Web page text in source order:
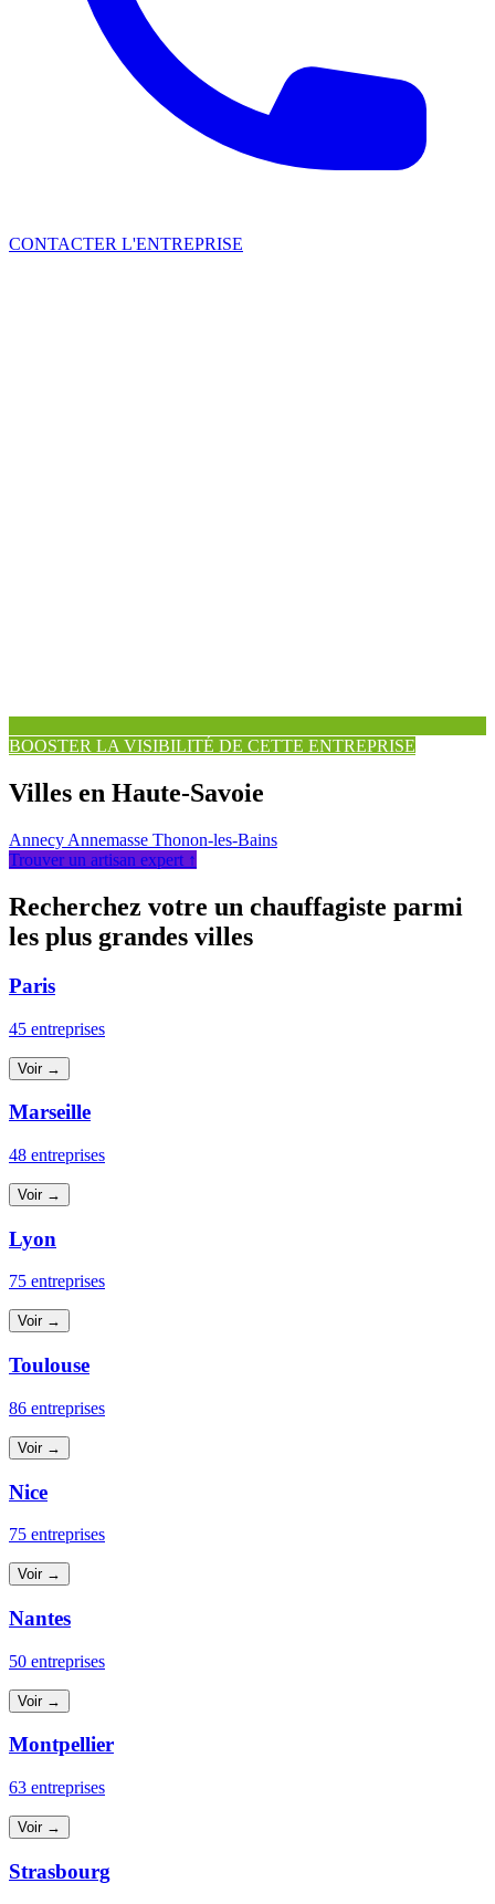
CONTACTER L'ENTREPRISE
BOOSTER LA VISIBILITÉ DE CETTE ENTREPRISE
Villes en Haute-Savoie
Annecy Annemasse Thonon-les-Bains
Trouver un artisan expert ↑
Recherchez votre un chauffagiste parmi
les plus grandes villes
Paris
45 entreprises
Voir →
Marseille
48 entreprises
Voir →
Lyon
75 entreprises
Voir →
Toulouse
86 entreprises
Voir →
Nice
75 entreprises
Voir →
Nantes
50 entreprises
Voir →
Montpellier
63 entreprises
Voir →
Strasbourg